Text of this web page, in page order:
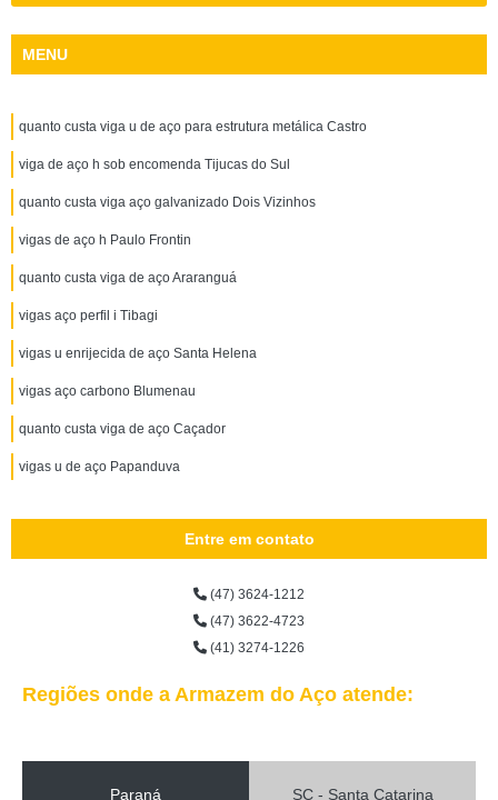
MENU
quanto custa viga u de aço para estrutura metálica Castro
viga de aço h sob encomenda Tijucas do Sul
quanto custa viga aço galvanizado Dois Vizinhos
vigas de aço h Paulo Frontin
quanto custa viga de aço Araranguá
vigas aço perfil i Tibagi
vigas u enrijecida de aço Santa Helena
vigas aço carbono Blumenau
quanto custa viga de aço Caçador
vigas u de aço Papanduva
Entre em contato
(47) 3624-1212
(47) 3622-4723
(41) 3274-1226
Regiões onde a Armazem do Aço atende:
Paraná SC - Santa Catarina